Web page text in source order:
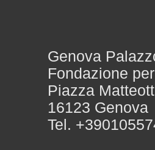
Genova
Fondazione
Piazza
16123 Genova
Tel.